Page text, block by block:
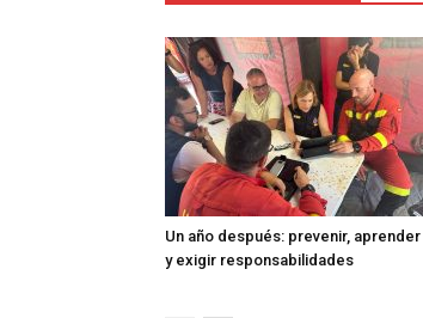
Un año después: prevenir, aprender
y exigir responsabilidades